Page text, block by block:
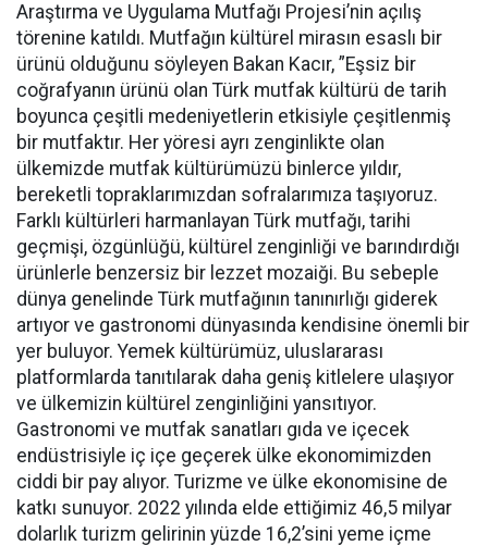
Araştırma ve Uygulama Mutfağı Projesi’nin açılış
törenine katıldı. Mutfağın kültürel mirasın esaslı bir
ürünü olduğunu söyleyen Bakan Kacır, ”Eşsiz bir
coğrafyanın ürünü olan Türk mutfak kültürü de tarih
boyunca çeşitli medeniyetlerin etkisiyle çeşitlenmiş
bir mutfaktır. Her yöresi ayrı zenginlikte olan
ülkemizde mutfak kültürümüzü binlerce yıldır,
bereketli topraklarımızdan sofralarımıza taşıyoruz.
Farklı kültürleri harmanlayan Türk mutfağı, tarihi
geçmişi, özgünlüğü, kültürel zenginliği ve barındırdığı
ürünlerle benzersiz bir lezzet mozaiği. Bu sebeple
dünya genelinde Türk mutfağının tanınırlığı giderek
artıyor ve gastronomi dünyasında kendisine önemli bir
yer buluyor. Yemek kültürümüz, uluslararası
platformlarda tanıtılarak daha geniş kitlelere ulaşıyor
ve ülkemizin kültürel zenginliğini yansıtıyor.
Gastronomi ve mutfak sanatları gıda ve içecek
endüstrisiyle iç içe geçerek ülke ekonomimizden
ciddi bir pay alıyor. Turizme ve ülke ekonomisine de
katkı sunuyor. 2022 yılında elde ettiğimiz 46,5 milyar
dolarlık turizm gelirinin yüzde 16,2’sini yeme içme